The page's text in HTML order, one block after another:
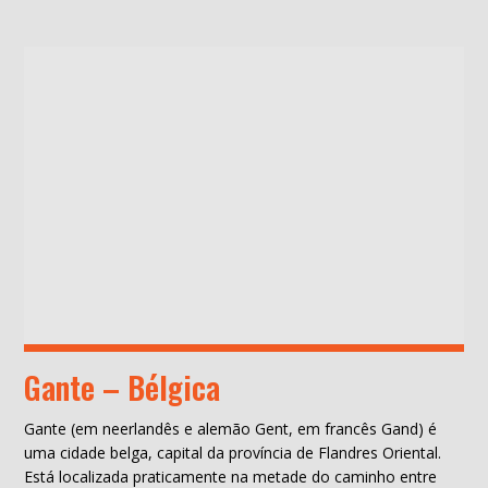
Gante – Bélgica
Gante (em neerlandês e alemão Gent, em francês Gand) é
uma cidade belga, capital da província de Flandres Oriental.
Está localizada praticamente na metade do caminho entre